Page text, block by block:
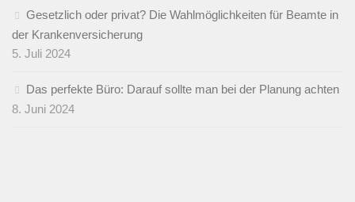
Gesetzlich oder privat? Die Wahlmöglichkeiten für Beamte in
der Krankenversicherung
5. Juli 2024
Das perfekte Büro: Darauf sollte man bei der Planung achten
8. Juni 2024